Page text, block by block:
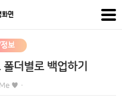
화면
보
더별로 백업하기
♥ ·